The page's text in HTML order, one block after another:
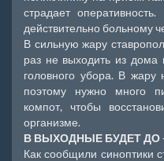
страдает
действительно больному
В сильную жару
раз не выходить из дома
головного убора. В жару
поэтому нужно много
компот, чтобы
организме.
В ВЫХОДНЫЕ БУДЕТ ДО
Как сообщили синоптики